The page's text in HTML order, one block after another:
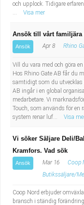
Administrativ
Lärare i
och upplock. Tidigare
...
Visa mer
Ansök till vårt familjära
Ansök Apr 8 Rhino
Vill du vara med och göra
Hos Rhino Gate AB får du
samtidigt som du utvecklas
AB ingår i en global
medarbetare. Vi
Touch, som används för en
system renar luf...
Visa
Vi söker Säljare Deli/
Kramfors. Vad sök
Ansök Mar 16
Coop
Butikssäljare/
Coop Nord erbjuder
bransch i ständig